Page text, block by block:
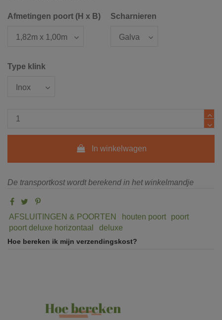
Afmetingen poort (H x B) Scharnieren
Type klink
In winkelwagen
De transportkost wordt berekend in het winkelmandje
AFSLUITINGEN & POORTEN houten poort
poort
poort deluxe horizontaal
deluxe
Hoe bereken ik mijn verzendingskost?